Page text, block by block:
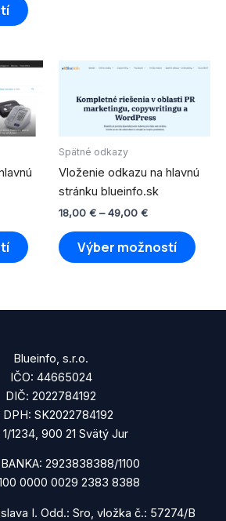
€
€
Tento
produkt
má
viacero
vybrať
stránke
Spätné odkazy
Vloženie odkazu na hlavnú
stránku blueinfo.sk
18,00 € – 49,00 €
Price
18,00 €
through
49,00 €
Výber možností
Tento
Blueinfo, s.r.o.
IČO: 44665024
DIČ: 2022784192
DPH: SK2022784192
1234, 900 21 Svätý Jur
2923838388/1100
0000 0029 2383 8388
I. Odd.: Sro, vložka č.: 57274/B